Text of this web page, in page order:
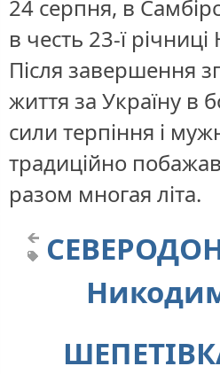
Церковь и власть
Церковь и общество
Церковь и СМИ
24 серпня, в
в честь 23-ї
Після завершення
життя за Україну в
сили терпіння і
традиційно
разом многая літа.